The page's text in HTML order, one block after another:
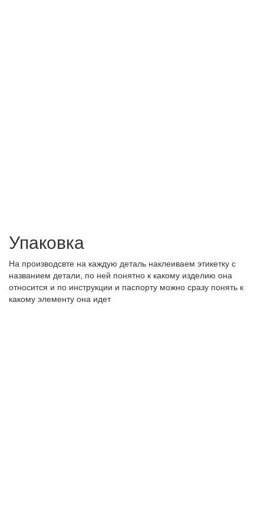
Упаковка
На производсвте на каждую деталь наклеиваем этикетку с
названием детали, по ней понятно к какому изделию она
относится и по инструкции и паспорту можно сразу понять к
какому элементу она идет